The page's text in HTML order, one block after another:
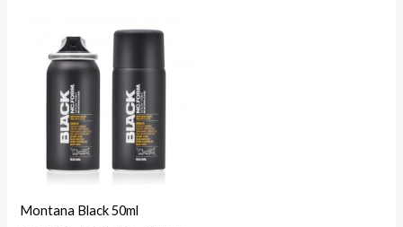
Montana Black 50ml